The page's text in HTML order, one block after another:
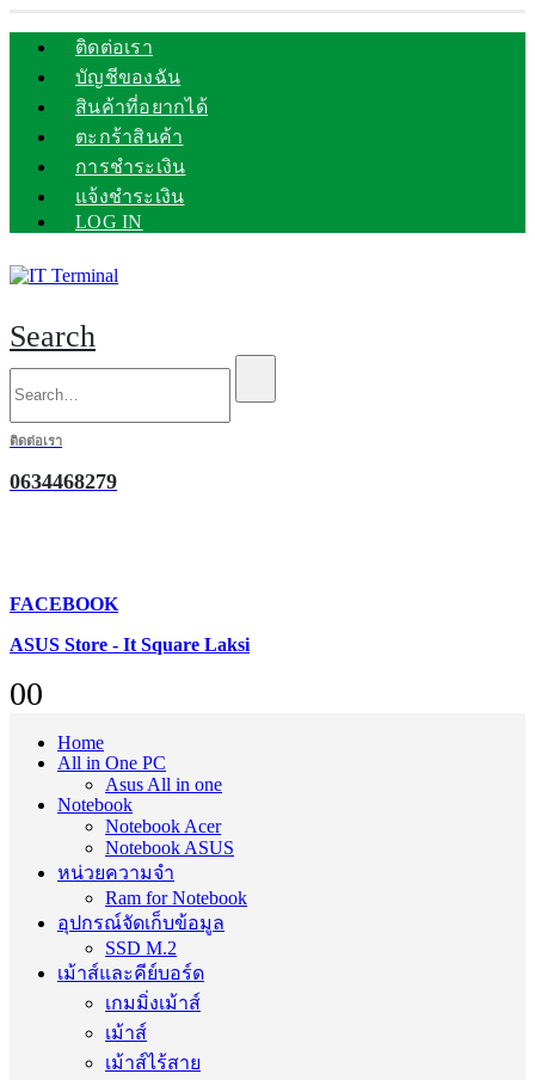
ติดต่อเรา
บัญชีของฉัน
สินค้าที่อยากได้
ตะกร้าสินค้า
การชำระเงิน
แจ้งชำระเงิน
LOG IN
Search
ติดต่อเรา
0634468279
FACEBOOK
ASUS Store - It Square Laksi
00
Home
All in One PC
Asus All in one
Notebook
Notebook Acer
Notebook ASUS
หน่วยความจำ
Ram for Notebook
อุปกรณ์จัดเก็บข้อมูล
SSD M.2
เม้าส์และคีย์บอร์ด
เกมมิ่งเม้าส์
เม้าส์
เม้าส์ไร้สาย